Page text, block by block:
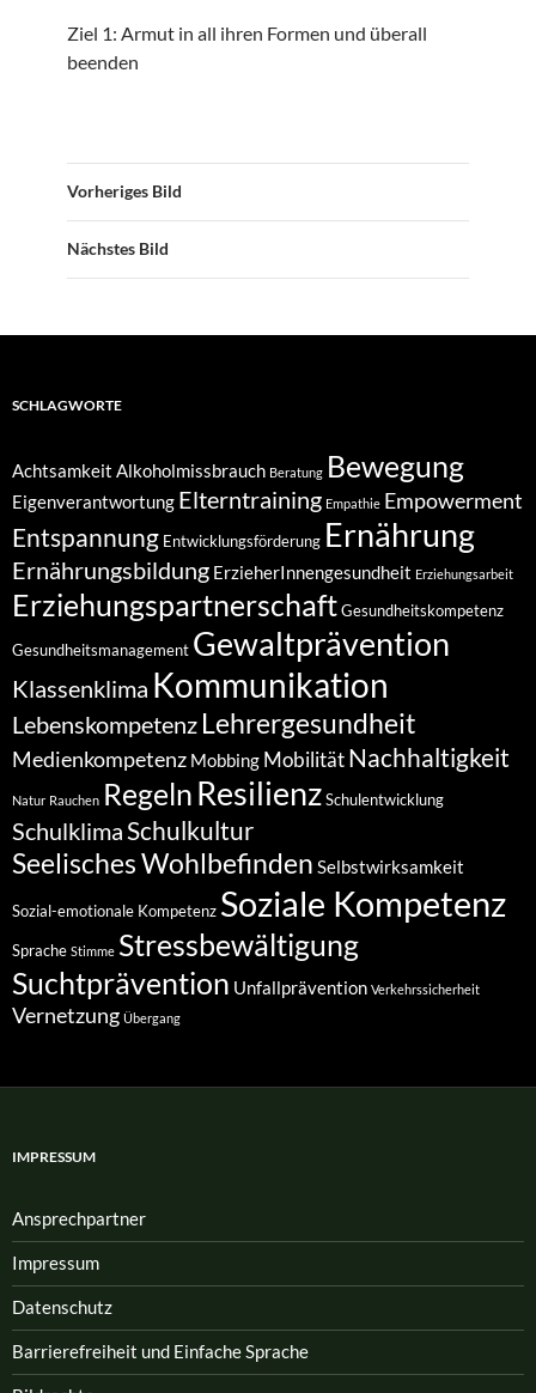
Ziel 1: Armut in all ihren Formen und überall
beenden
Vorheriges Bild
Nächstes Bild
SCHLAGWORTE
Achtsamkeit Alkoholmissbrauch Beratung Bewegung
Eigenverantwortung Elterntraining Empathie Empowerment
Entspannung Entwicklungsförderung Ernährung
Ernährungsbildung ErzieherInnengesundheit Erziehungsarbeit
ErziehungspartnerschaftGesundheitskompetenz
Gesundheitsmanagement Gewaltprävention
Klassenklima Kommunikation
Lebenskompetenz Lehrergesundheit
Medienkompetenz Mobbing MobilitätNachhaltigkeit
Natur Rauchen Regeln ResilienzSchulentwicklung
Schulklima Schulkultur
Seelisches Wohlbefinden Selbstwirksamkeit
Sozial-emotionale Kompetenz Soziale Kompetenz
Sprache Stimme Stressbewältigung
Suchtprävention Unfallprävention Verkehrssicherheit
Vernetzung Übergang
IMPRESSUM
Ansprech­partner
Impressum
Datenschutz
Barrierefreiheit und Einfache Sprache